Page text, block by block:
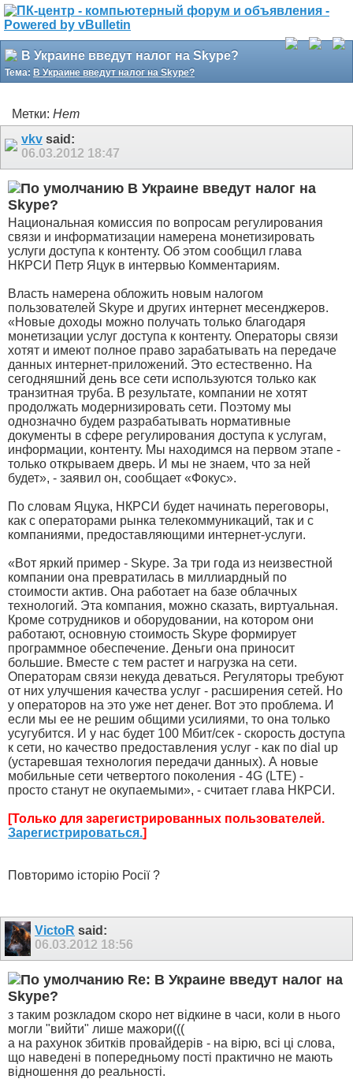
В Украине введут налог на Skype?
Тема: В Украине введут налог на Skype?
Метки: Нет
vkv said:
06.03.2012 18:47
В Украине введут налог на
Skype?
Национальная комиссия по вопросам регулирования
связи и информатизации намерена монетизировать
услуги доступа к контенту. Об этом сообщил глава
НКРСИ Петр Яцук в интервью Комментариям.
Власть намерена обложить новым налогом
пользователей Skype и других интернет месенджеров.
«Новые доходы можно получать только благодаря
монетизации услуг доступа к контенту. Операторы связи
хотят и имеют полное право зарабатывать на передаче
данных интернет-приложений. Это естественно. На
сегодняшний день все сети используются только как
транзитная труба. В результате, компании не хотят
продолжать модернизировать сети. Поэтому мы
однозначно будем разрабатывать нормативные
документы в сфере регулирования доступа к услугам,
информации, контенту. Мы находимся на первом этапе -
только открываем дверь. И мы не знаем, что за ней
будет», - заявил он, сообщает «Фокус».
По словам Яцука, НКРСИ будет начинать переговоры,
как с операторами рынка телекоммуникаций, так и с
компаниями, предоставляющими интернет-услуги.
«Вот яркий пример - Skype. За три года из неизвестной
компании она превратилась в миллиардный по
стоимости актив. Она работает на базе облачных
технологий. Эта компания, можно сказать, виртуальная.
Кроме сотрудников и оборудовании, на котором они
работают, основную стоимость Skype формирует
программное обеспечение. Деньги она приносит
большие. Вместе с тем растет и нагрузка на сети.
Операторам связи некуда деваться. Регуляторы требуют
от них улучшения качества услуг - расширения сетей. Но
у операторов на это уже нет денег. Вот это проблема. И
если мы ее не решим общими усилиями, то она только
усугубится. И у нас будет 100 Мбит/сек - скорость доступа
к сети, но качество предоставления услуг - как по dial up
(устаревшая технология передачи данных). А новые
мобильные сети четвертого поколения - 4G (LTE) -
просто станут не окупаемыми», - считает глава НКРСИ.
[Только для зарегистрированных пользователей.
Зарегистрироваться.]
Повторимо історію Росії ?
VictoR said:
06.03.2012 18:56
Re: В Украине введут налог на
Skype?
з таким розкладом скоро нет відкине в часи, коли в нього
могли "вийти" лише мажори(((
а на рахунок збитків провайдерів - на вірю, всі ці слова,
що наведені в попередньому пості практично не мають
відношення до реальності.